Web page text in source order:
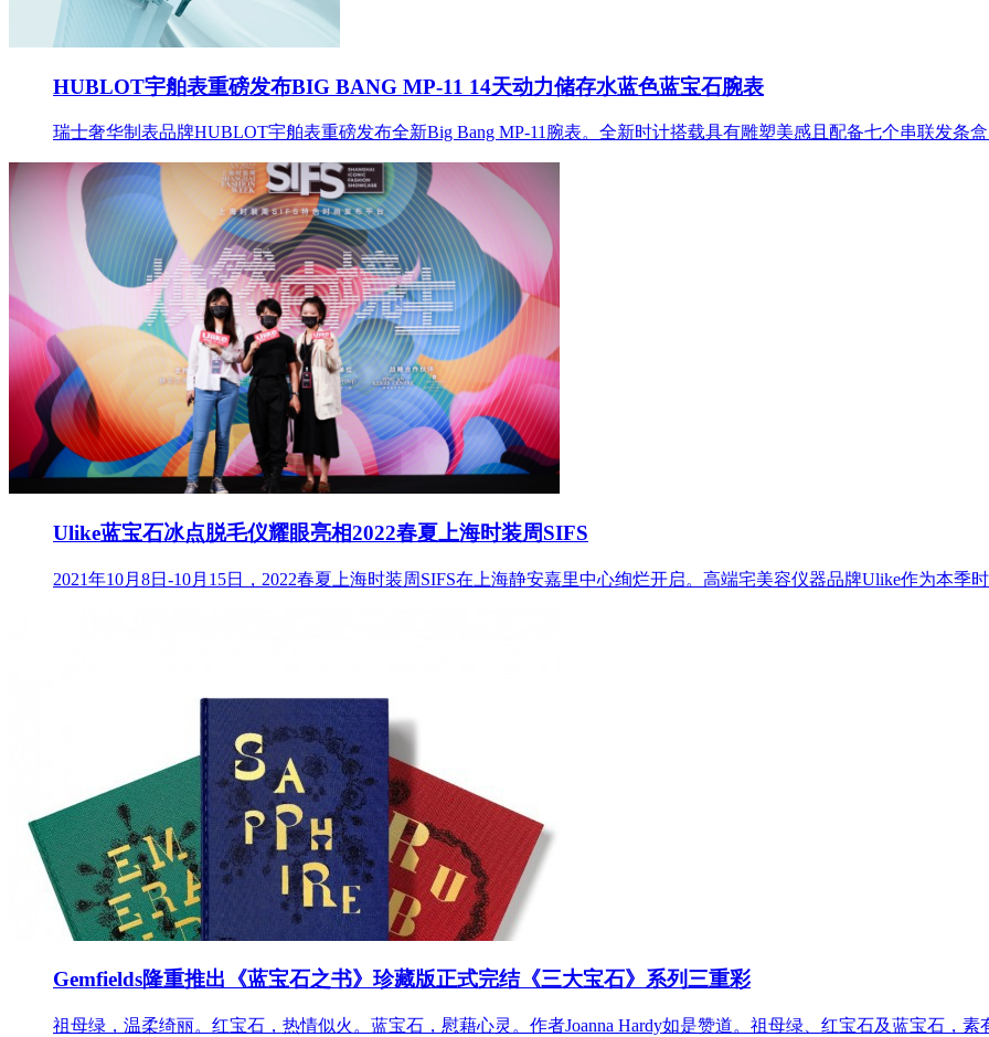
HUBLOT宇舶表重磅发布BIG BANG MP-11 14天动力储存水蓝色蓝宝石腕表
瑞士奢华制表品牌HUBLOT宇舶表重磅发布全新Big Bang MP-11腕表。全新时计搭载具有雕塑美感且配备七个串联发条
Ulike蓝宝石冰点脱毛仪耀眼亮相2022春夏上海时装周SIFS
2021年10月8日-10月15日，2022春夏上海时装周SIFS在上海静安嘉里中心绚烂开启。高端宅美容仪器品牌Ulike作为本季
Gemfields隆重推出《蓝宝石之书》珍藏版正式完结《三大宝石》系列三重彩
祖母绿，温柔绮丽。红宝石，热情似火。蓝宝石，慰藉心灵。作者Joanna Hardy如是赞道。祖母绿、红宝石及蓝宝石，素